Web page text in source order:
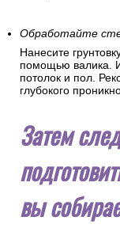
Обработайте
Нанесите
помощью валика.
потолок и пол.
глубокого
Затем
вы